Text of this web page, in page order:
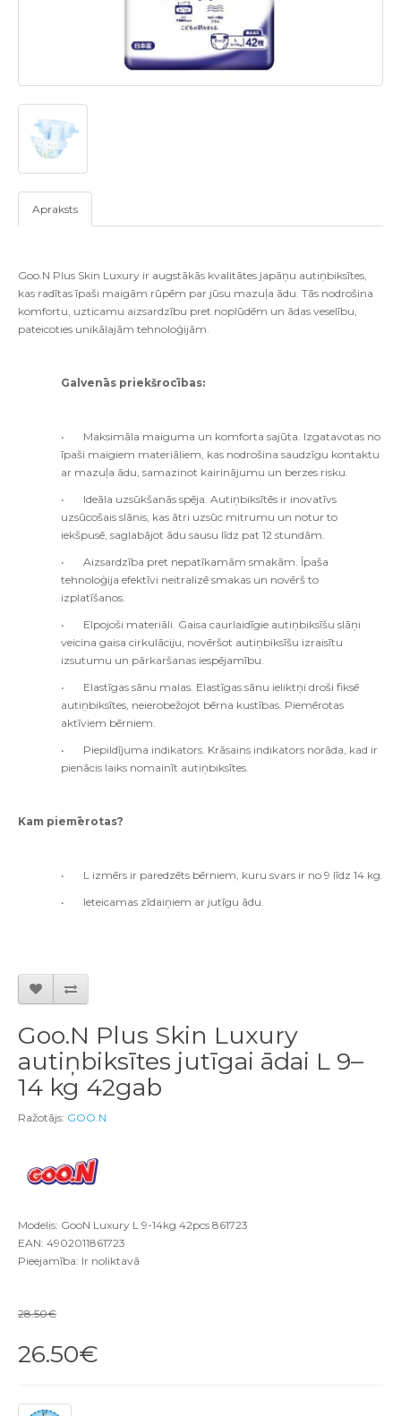
Apraksts
Goo.N Plus Skin Luxury ir augstākās kvalitātes japāņu autiņbiksītes,
kas radītas īpaši maigām rūpēm par jūsu mazuļa ādu. Tās nodrošina
komfortu, uzticamu aizsardzību pret noplūdēm un ādas veselību,
pateicoties unikālajām tehnoloģijām.
Galvenās priekšrocības:
•
Maksimāla maiguma un komforta sajūta. Izgatavotas no
īpaši maigiem materiāliem, kas nodrošina saudzīgu kontaktu
ar mazuļa ādu, samazinot kairinājumu un berzes risku.
•
Ideāla uzsūkšanās spēja. Autiņbiksītēs ir inovatīvs
uzsūcošais slānis, kas ātri uzsūc mitrumu un notur to
iekšpusē, saglabājot ādu sausu līdz pat 12 stundām.
•
Aizsardzība pret nepatīkamām smakām. Īpaša
tehnoloģija efektīvi neitralizē smakas un novērš to
izplatīšanos.
•
Elpojoši materiāli. Gaisa caurlaidīgie autiņbiksīšu slāņi
veicina gaisa cirkulāciju, novēršot autiņbiksīšu izraisītu
izsutumu un pārkaršanas iespējamību.
•
Elastīgas sānu malas. Elastīgas sānu ieliktņi droši fiksē
autiņbiksītes, neierobežojot bērna kustības. Piemērotas
aktīviem bērniem.
•
Piepildījuma indikators. Krāsains indikators norāda, kad ir
pienācis laiks nomainīt autiņbiksītes.
Kam piemērotas?
• L izmērs ir paredzēts bērniem, kuru svars ir no 9 līdz 14 kg.
•
Ieteicamas zīdaiņiem ar jutīgu ādu.
Goo.N Plus Skin Luxury
autiņbiksītes jutīgai ādai L 9–
14 kg 42gab
Ražotājs: GOO.N
Modelis: GooN Luxury L 9-14kg 42pcs 861723
EAN: 4902011861723
Pieejamība: Ir noliktavā
28.50€
26.50€